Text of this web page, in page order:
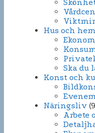
Hus och hem
Ska du
Konst och
Näringsliv
Arbete